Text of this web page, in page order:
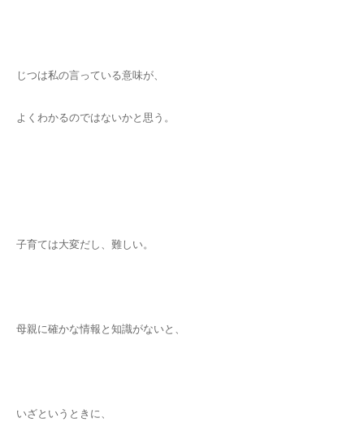
じつは私の言っている意味が、
よくわかるのではないかと思う。
子育ては大変だし、難しい。
母親に確かな情報と知識がないと、
いざというときに、